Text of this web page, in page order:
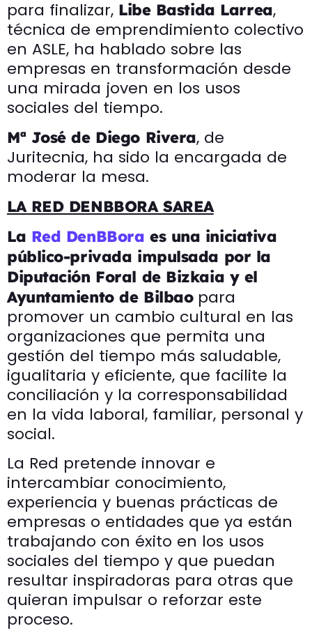
para finalizar, Libe Bastida Larrea,
técnica de emprendimiento colectivo
en ASLE, ha hablado sobre las
empresas en transformación desde
una mirada joven en los usos
sociales del tiempo.
Mª José de Diego Rivera, de
Juritecnia, ha sido la encargada de
moderar la mesa.
LA RED DENBBORA SAREA
La Red DenBBora es una iniciativa
público-privada impulsada por la
Diputación Foral de Bizkaia y el
Ayuntamiento de Bilbaopara
promover un cambio cultural en las
organizaciones que permita una
gestión del tiempo más saludable,
igualitaria y eficiente, que facilite la
conciliación y la corresponsabilidad
en la vida laboral, familiar, personal y
social.
La Red pretende innovar e
intercambiar conocimiento,
experiencia y buenas prácticas de
empresas o entidades que ya están
trabajando con éxito en los usos
sociales del tiempo y que puedan
resultar inspiradoras para otras que
quieran impulsar o reforzar este
proceso.